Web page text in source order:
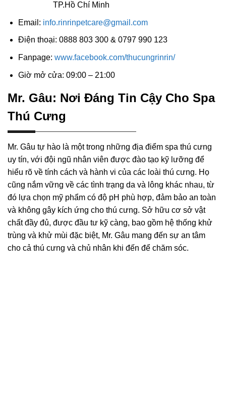
TP.Hồ Chí Minh
Email: info.rinrinpetcare@gmail.com
Điện thoại: 0888 803 300 & 0797 990 123
Fanpage: www.facebook.com/thucungrinrin/
Giờ mở cửa: 09:00 – 21:00
Mr. Gâu: Nơi Đáng Tin Cậy Cho Spa
Thú Cưng
Mr. Gâu tự hào là một trong những địa điểm spa thú cưng
uy tín, với đội ngũ nhân viên được đào tạo kỹ lưỡng để
hiểu rõ về tính cách và hành vi của các loài thú cưng. Họ
cũng nắm vững về các tình trạng da và lông khác nhau, từ
đó lựa chọn mỹ phẩm có độ pH phù hợp, đảm bảo an toàn
và không gây kích ứng cho thú cưng. Sở hữu cơ sở vật
chất đầy đủ, được đầu tư kỹ càng, bao gồm hệ thống khử
trùng và khử mùi đặc biệt, Mr. Gâu mang đến sự an tâm
cho cả thú cưng và chủ nhân khi đến để chăm sóc.